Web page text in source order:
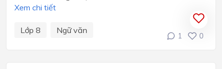
Xem chi tiết
Lớp 8 Ngữ văn
1 0